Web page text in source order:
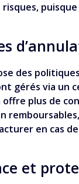
risques,
des
gérés via un
offre plus de
en cas
et